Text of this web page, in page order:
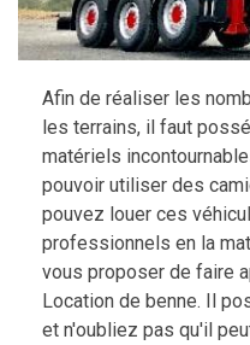
Afin de réaliser les
les terrains, il faut
matériels
pouvoir utiliser des
pouvez louer ces
professionnels en la
vous proposer de faire
Location de benne. Il
et n'oubliez pas qu'il